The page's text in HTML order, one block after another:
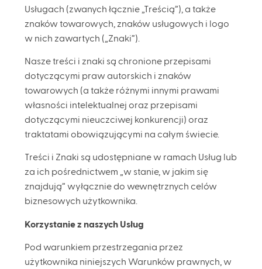
Usługach (zwanych łącznie „Treścią”), a także
znaków towarowych, znaków usługowych i logo
w nich zawartych („Znaki”).
Nasze treści i znaki są chronione przepisami
dotyczącymi praw autorskich i znaków
towarowych (a także różnymi innymi prawami
własności intelektualnej oraz przepisami
dotyczącymi nieuczciwej konkurencji) oraz
traktatami obowiązującymi na całym świecie.
Treści i Znaki są udostępniane w ramach Usług lub
za ich pośrednictwem „w stanie, w jakim się
znajdują” wyłącznie do wewnętrznych celów
biznesowych użytkownika.
Korzystanie z naszych Usług
Pod warunkiem przestrzegania przez
użytkownika niniejszych Warunków prawnych, w